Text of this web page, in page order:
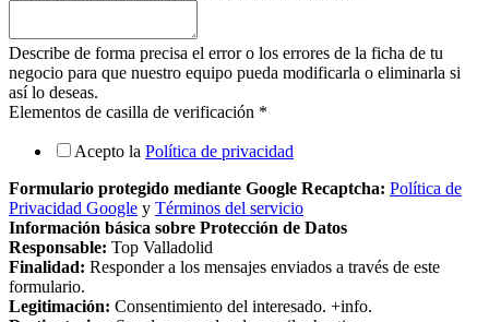
Describe de forma precisa el error o los errores de la ficha de tu
negocio para que nuestro equipo pueda modificarla o eliminarla si
así lo deseas.
Elementos de casilla de verificación *
Acepto la Política de privacidad
Formulario protegido mediante Google Recaptcha: Política de
Privacidad Google y Términos del servicio
Información básica sobre Protección de Datos
Responsable: Top Valladolid
Finalidad: Responder a los mensajes enviados a través de este
formulario.
Legitimación: Consentimiento del interesado. +info.